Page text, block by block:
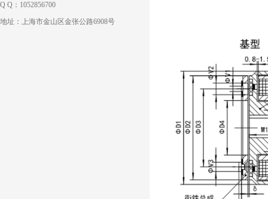
Q Q：1052856700
地址：上海市金山区金张公路6908号